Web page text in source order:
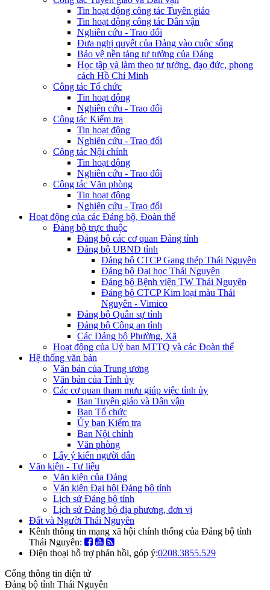
Tin hoạt động công tác Tuyên giáo
Tin hoạt động công tác Dân vận
Nghiên cứu - Trao đổi
Đưa nghị quyết của Đảng vào cuộc sống
Bảo vệ nền tảng tư tưởng của Đảng
Học tập và làm theo tư tưởng, đạo đức, phong
cách Hồ Chí Minh
Công tác Tổ chức
Tin hoạt động
Nghiên cứu - Trao đổi
Công tác Kiểm tra
Tin hoạt động
Nghiên cứu - Trao đổi
Công tác Nội chính
Tin hoạt động
Nghiên cứu - Trao đổi
Công tác Văn phòng
Tin hoạt động
Nghiên cứu - Trao đổi
Hoạt động của các Đảng bộ, Đoàn thể
Đảng bộ trực thuộc
Đảng bộ các cơ quan Đảng tỉnh
Đảng bộ UBND tỉnh
Đảng bộ CTCP Gang thép Thái Nguyên
Đảng bộ Đại học Thái Nguyên
Đảng bộ Bệnh viện TW Thái Nguyên
Đảng bộ CTCP Kim loại màu Thái
Nguyên - Vimico
Đảng bộ Quân sự tỉnh
Đảng bộ Công an tỉnh
Các Đảng bộ Phường, Xã
Hoạt động của Uỷ ban MTTQ và các Đoàn thể
Hệ thống văn bản
Văn bản của Trung ương
Văn bản của Tỉnh ủy
Các cơ quan tham mưu giúp việc tỉnh ủy
Ban Tuyên giáo và Dân vận
Ban Tổ chức
Ủy ban Kiểm tra
Ban Nội chính
Văn phòng
Lấy ý kiến người dân
Văn kiện - Tư liệu
Văn kiện của Đảng
Văn kiện Đại hội Đảng bộ tỉnh
Lịch sử Đảng bộ tỉnh
Lịch sử Đảng bộ địa phương, đơn vị
Đất và Người Thái Nguyên
Kênh thông tin mạng xã hội chính thống của Đảng bộ tỉnh
Thái Nguyên:
Điện thoại hỗ trợ phản hồi, góp ý:0208.3855.529
Cổng thông tin điện tử
Đảng bộ tỉnh Thái Nguyên